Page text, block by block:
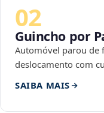
02
Guincho por
Automóvel parou de
deslocamento com
SAIBA MAIS